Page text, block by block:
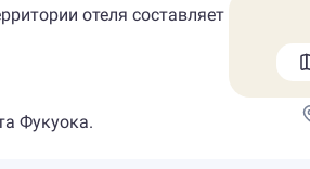
отеля составляет
Фукуока.